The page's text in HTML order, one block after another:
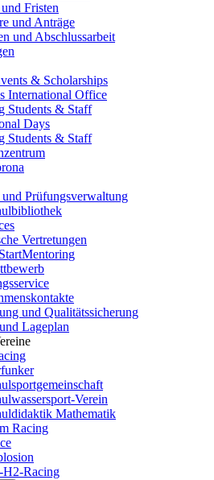
Fristen
und Anträge
und Abschlussarbeit
& Scholarships
International Office
Students & Staff
Days
Students & Staff
und Prüfungsverwaltung
Vertretungen
und Qualitätssicherung
Lageplan
Verein
Mathematik
Racing
H2-Racing